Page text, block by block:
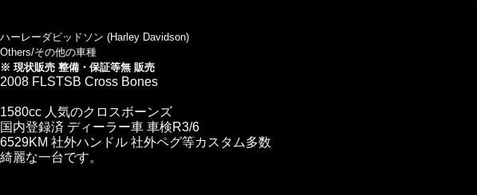
ハーレーダビッドソン (Harley Davidson)
Others/その他の車種
※ 現状販売 整備・保証等無 販売
2008 FLSTSB Cross Bones
1580cc 人気のクロスボーンズ
国内登録済 ディーラー車 車検R3/6
6529KM 社外ハンドル 社外ペグ等カスタム多数
綺麗な一台です。